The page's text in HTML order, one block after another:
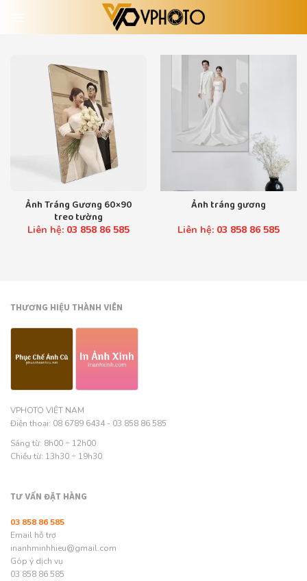
Ảnh Tráng Gương 60×90
treo tường
Liên hệ: 03 858 86 585
Ảnh tráng gương
Liên hệ: 03 858 86 585
THƯƠNG HIỆU THÀNH VIÊN
VPHOTO VIỆT NAM
Điện thoại: 08 6789 6434 - 03 858 86 585
Sáng từ: 8h00 ÷ 12h00
Chiều từ: 13h30 ÷ 19h30
TƯ VẤN ĐẶT HÀNG
03 858 86 585
Email hỗ trợ
inanhminhhieu@gmail.com
Góp ý dịch vụ
03 858 86 585